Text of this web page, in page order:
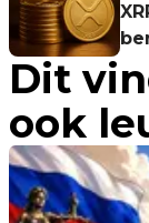
Dit
ook